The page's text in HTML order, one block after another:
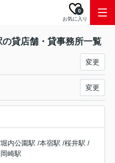
お気に入り
0
貸店舗・貸事務所一覧
変更
変更
堀内公園駅 /本宿駅 /桜井駅 /
崎駅